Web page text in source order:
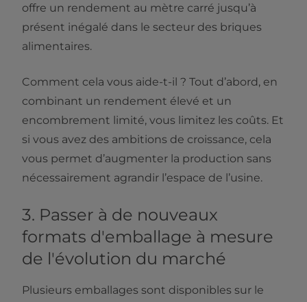
offre un rendement au mètre carré jusqu’à
présent inégalé dans le secteur des briques
alimentaires.
Comment cela vous aide-t-il ? Tout d’abord, en
combinant un rendement élevé et un
encombrement limité, vous limitez les coûts. Et
si vous avez des ambitions de croissance, cela
vous permet d’augmenter la production sans
nécessairement agrandir l’espace de l’usine.
3. Passer à de nouveaux
formats d'emballage à mesure
de l'évolution du marché
Plusieurs emballages sont disponibles sur le